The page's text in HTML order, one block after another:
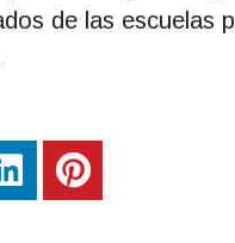
de las escuelas